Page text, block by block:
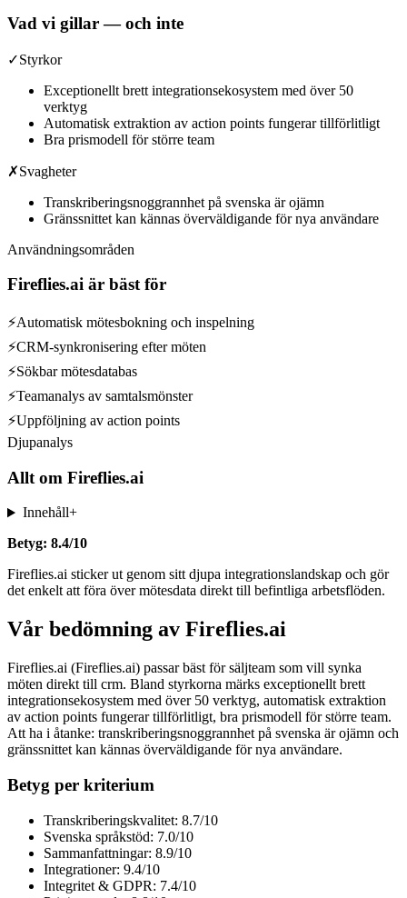
Vad vi gillar — och inte
✓Styrkor
Exceptionellt brett integrationsekosystem med över 50
verktyg
Automatisk extraktion av action points fungerar tillförlitligt
Bra prismodell för större team
✗Svagheter
Transkriberingsnoggrannhet på svenska är ojämn
Gränssnittet kan kännas överväldigande för nya användare
Användningsområden
Fireflies.ai är bäst för
⚡Automatisk mötesbokning och inspelning
⚡CRM-synkronisering efter möten
⚡Sökbar mötesdatabas
⚡Teamanalys av samtalsmönster
⚡Uppföljning av action points
Djupanalys
Allt om Fireflies.ai
Innehåll+
Betyg: 8.4/10
Fireflies.ai sticker ut genom sitt djupa integrationslandskap och gör
det enkelt att föra över mötesdata direkt till befintliga arbetsflöden.
Vår bedömning av Fireflies.ai
Fireflies.ai (Fireflies.ai) passar bäst för säljteam som vill synka
möten direkt till crm. Bland styrkorna märks exceptionellt brett
integrationsekosystem med över 50 verktyg, automatisk extraktion
av action points fungerar tillförlitligt, bra prismodell för större team.
Att ha i åtanke: transkriberingsnoggrannhet på svenska är ojämn och
gränssnittet kan kännas överväldigande för nya användare.
Betyg per kriterium
Transkriberingskvalitet: 8.7/10
Svenska språkstöd: 7.0/10
Sammanfattningar: 8.9/10
Integrationer: 9.4/10
Integritet & GDPR: 7.4/10